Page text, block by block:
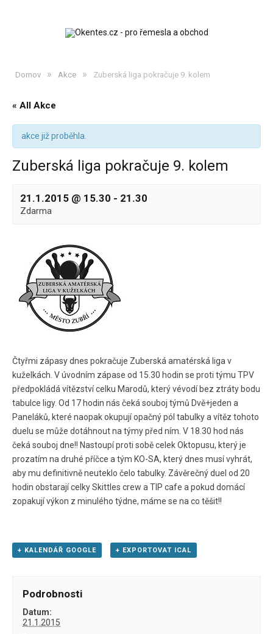
Domov » Akce » Zuberská liga pokračuje 9. kolem
« All Akce
akce již proběhla.
Zuberská liga pokračuje 9. kolem
21.1.2015 @ 15.30 - 21.30
Zdarma
Čtyřmi zápasy dnes pokračuje Zuberská amatérská liga v
kuželkách. V úvodním zápase od 15.30 hodin se proti týmu TPV
předpokládá vítězství celku Marodů, který vévodí bez ztráty bodu
tabulce ligy. Od 17 hodin nás čeká souboj týmů Dvě+jeden a
Paneláků, které naopak okupují opačný pól tabulky a vítěz tohoto
duelu se může dotáhnout na týmy před ním. V 18.30 hod nás
čeká souboj dne!! Nastoupí proti sobě celek Oktopusu, který je
prozatím na druhé příčce a tým KO-SA, který dnes musí vyhrát,
aby mu definitivně neuteklo čelo tabulky. Závěrečný duel od 20
hodin obstarají celky Skittles crew a TIP cafe a pokud domácí
zopakují výkon z minulého týdne, máme se na co těšit!!
+ KALENDÁŘ GOOGLE + EXPORTOVAT ICAL
Podrobnosti
Datum:
21.1.2015